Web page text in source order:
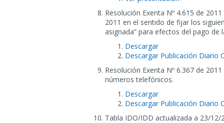
Resolución Exenta Nº 4.615 de
2011 en el sentido de fijar los
asignada” para efectos del pago de
Descargar
Descargar Publicación Diario
Resolución Exenta Nº 6.367 de
números telefónicos.
Descargar
Descargar Publicación Diario
Tabla IDO/IDD actualizada a 23/12/